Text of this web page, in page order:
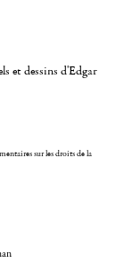
et dessins d'Edgar
sur les droits de la